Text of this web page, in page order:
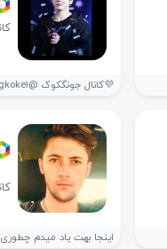
اینجا بهت یاد میدم چطوری